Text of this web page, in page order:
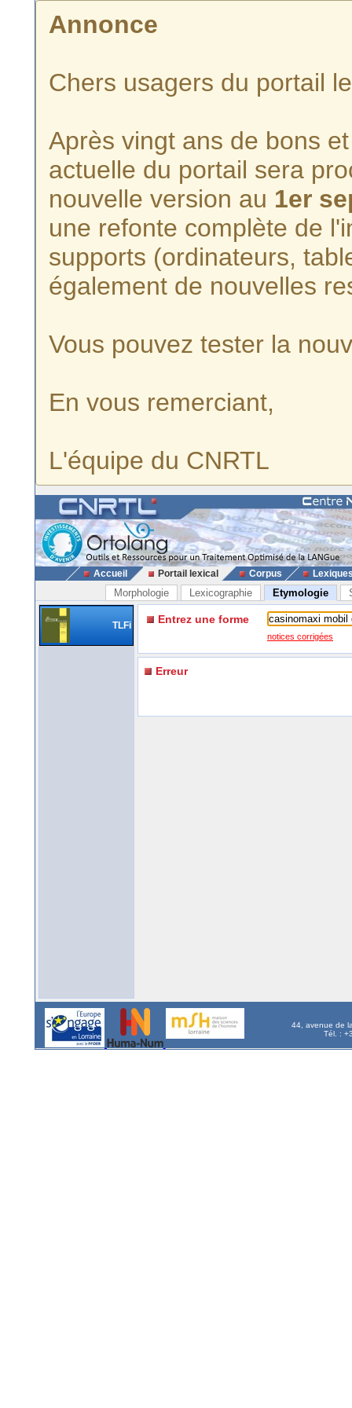
Annonce
Chers usagers du portail
Après vingt ans de bons
actuelle du portail sera
nouvelle version au 1er
une refonte complète de
supports (ordinateurs,
également de nouvelles
Vous pouvez tester la
En vous remerciant,
L'équipe du CNRTL
Accueil Portail lexical Corpus
Morphologie Lexicographie Etymologie
TLFi Entrez une forme
notices corrigées
Erreur
44, avenue de
Tél. :